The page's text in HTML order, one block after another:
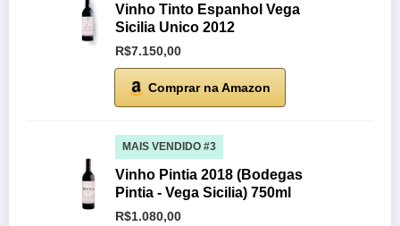
Vinho Tinto Espanhol Vega
Sicilia Unico 2012
R$7.150,00
Comprar na Amazon
MAIS VENDIDO #3
Vinho Pintia 2018 (Bodegas
Pintia - Vega Sicilia) 750ml
R$1.080,00